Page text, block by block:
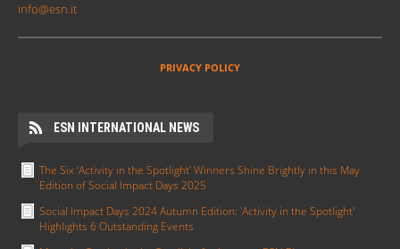
info@esn.it
PRIVACY POLICY
ESN INTERNATIONAL NEWS
The Six ‘Activity in the Spotlight’ Winners Shine Brightly in this May
Edition of Social Impact Days 2025
Social Impact Days 2024 Autumn Edition: 'Activity in the Spotlight'
Highlights 6 Outstanding Events